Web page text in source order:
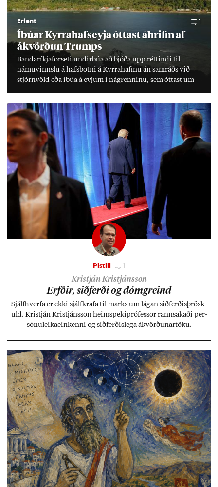
Erlent 1
Íbú­ar Kyrra­hafs­eyja ótt­ast áhrif­in af
ákvörð­un Trumps
Banda­ríkja­for­seti und­ir­búa að bjóða upp rétt­indi til
námu­vinnslu á hafs­botni á Kyrra­haf­inu án sam­ráðs við
stjórn­völd eða íbúa á eyj­um í ná­grenn­inu, sem ótt­ast um
Pistill 1
Kristján Kristjánsson
Erfð­ir, sið­ferði og dómgreind
Sjálf­hverfa er ekki sjálf­krafa til marks um lág­an sið­ferð­is­þrösk­
uld. Kristján Kristjáns­son heim­speki­pró­fess­or rann­sak­aði per­
sónu­leika­ein­kenni og sið­ferð­is­lega ákvörð­un­ar­töku.